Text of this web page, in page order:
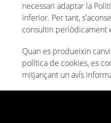
necessari adaptar la
inferior. Per tant,
consultin periòdicament
Quan es produeixin
política de cookies, es
mitjançant un avís